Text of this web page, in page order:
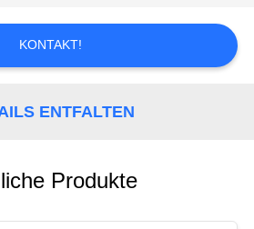
KONTAKT!
ENTFALTEN
Produkte